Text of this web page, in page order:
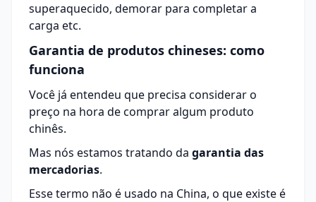
superaquecido, demorar para completar a
carga etc.
Garantia de produtos chineses: como
funciona
Você já entendeu que precisa considerar o
preço na hora de comprar algum produto
chinês.
Mas nós estamos tratando da garantia das
mercadorias.
Esse termo não é usado na China, o que existe é